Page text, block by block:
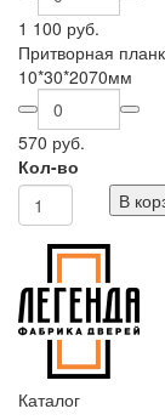
1 100 руб.
Притворная
10*30*2070мм
570 руб.
Кол-во
В
Каталог